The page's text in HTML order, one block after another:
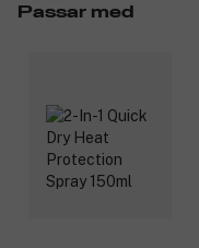
Passar med